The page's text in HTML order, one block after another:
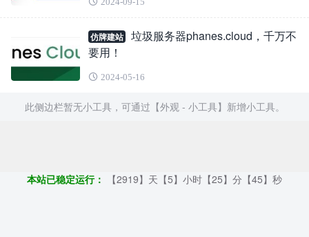
仿牌建站
垃圾服务器phanes.cloud，千万不
要用！
2024-05-16
此侧边栏暂无小工具，可通过【外观 - 小工具】新增小工具。
本站已稳定运行：
【2919】天【5】小时【25】分【46】秒